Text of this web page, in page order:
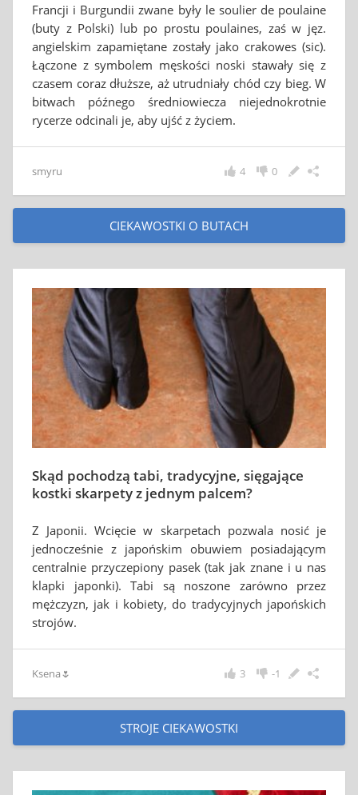
Francji i Burgundii zwane były le soulier de poulaine
(buty z Polski) lub po prostu poulaines, zaś w jęz.
angielskim zapamiętane zostały jako crakowes (sic).
Łączone z symbolem męskości noski stawały się z
czasem coraz dłuższe, aż utrudniały chód czy bieg. W
bitwach późnego średniowiecza niejednokrotnie
rycerze odcinali je, aby ujść z życiem.
smyru 0
4
CIEKAWOSTKI O BUTACH
Skąd pochodzą tabi, tradycyjne, sięgające
kostki skarpety z jednym palcem?
Z Japonii. Wcięcie w skarpetach pozwala nosić je
jednocześnie z japońskim obuwiem posiadającym
centralnie przyczepiony pasek (tak jak znane i u nas
klapki japonki). Tabi są noszone zarówno przez
mężczyzn, jak i kobiety, do tradycyjnych japońskich
strojów.
Ksena🌷 -1
3
STROJE CIEKAWOSTKI